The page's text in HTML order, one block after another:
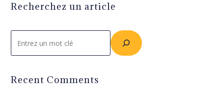
Recherchez un article
Recent Comments